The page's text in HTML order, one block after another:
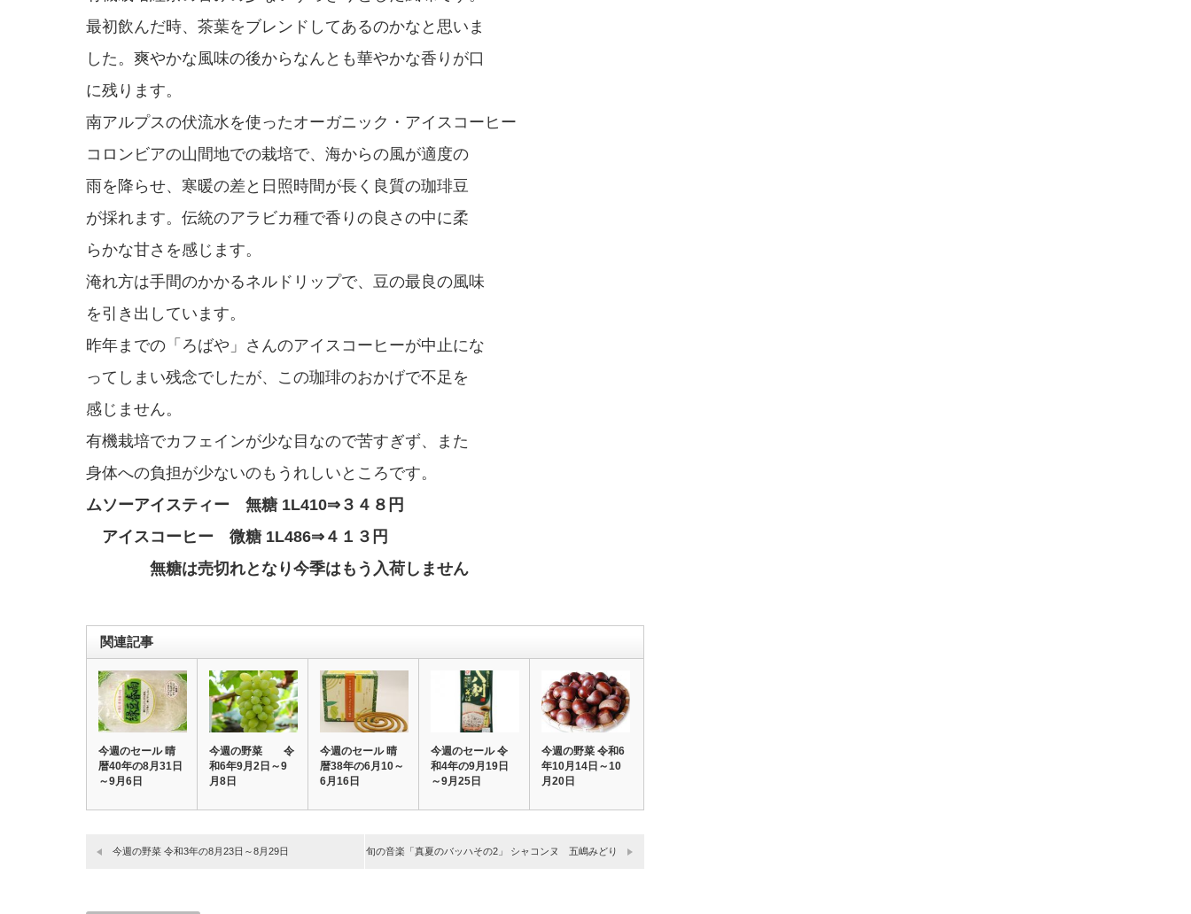
最初飲んだ時、茶葉をブレンドしてあるのかなと思いま
した。爽やかな風味の後からなんとも華やかな香りが口
に残ります。
南アルプスの伏流水を使ったオーガニック・アイスコーヒー
コロンビアの山間地での栽培で、海からの風が適度の
雨を降らせ、寒暖の差と日照時間が長く良質の珈琲豆
が採れます。伝統のアラビカ種で香りの良さの中に柔
らかな甘さを感じます。
淹れ方は手間のかかるネルドリップで、豆の最良の風味
を引き出しています。
昨年までの「ろばや」さんのアイスコーヒーが中止にな
ってしまい残念でしたが、この珈琲のおかげで不足を
感じません。
有機栽培でカフェインが少な目なので苦すぎず、また
身体への負担が少ないのもうれしいところです。
ムソーアイスティー 無糖 1L410⇒３４８円
アイスコーヒー 微糖 1L486⇒４１３円
無糖は売切れとなり今季はもう入荷しません
関連記事
今週のセール 晴
暦40年の8月31日
～9月6日
今週の野菜 令
和6年9月2日～9
月8日
今週のセール 晴
暦38年の6月10～
6月16日
今週のセール 令
和4年の9月19日
～9月25日
今週の野菜 令和6
年10月14日～10
月20日
今週の野菜 令和3年の8月23日～8月29日 旬の音楽「真夏のバッハその2」 シャコンヌ 五嶋みどり